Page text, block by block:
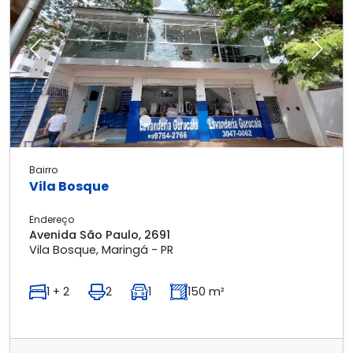
Previous Next
Bairro
Vila Bosque
Endereço
Avenida São Paulo, 2691
Vila Bosque, Maringá - PR
1 + 2 2 1 150 m²